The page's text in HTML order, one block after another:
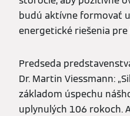
budú aktívne formovať
energetické riešenia
Predseda
Dr. Martin Viessmann:
základom úspechu
uplynulých 106 rokoch.